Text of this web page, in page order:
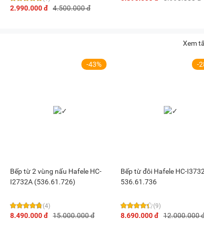
2.990.000 đ 4.500.000 đ
Xem
-43%
Bếp từ 2 vùng nấu Hafele HC-
I2732A (536.61.726)
(4)
8.490.000 đ 15.000.000 đ
-
Bếp từ đôi Hafele HC-
536.61.736
(9)
8.690.000 đ 12.000.000